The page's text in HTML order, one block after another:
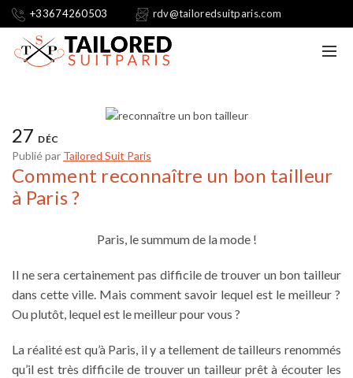
+33674260503 rdv@tailoredsuitparis.com
27 DÉC
Comment reconnaître un bon tailleur
à Paris ?
Publié par Tailored Suit Paris
Paris, le summum de la mode !
Il ne sera certainement pas difficile de trouver un bon tailleur
dans cette ville. Mais comment savoir lequel est le meilleur ?
Ou plutôt, lequel est le meilleur pour vous ?
La réalité est qu’à Paris, il y a tellement de tailleurs renommés
qu’il est très difficile de trouver un tailleur prêt à écouter les